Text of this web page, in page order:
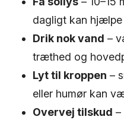
dagligt kan
Drik nok vand –
træthed og
Lyt til kroppen –
eller humør kan
Overvej tilskud –